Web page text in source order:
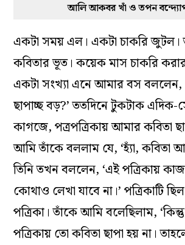
আলি আকবর খাঁ ও তপন
একটা সময় এল। একটা চাকরি জুটল।
কবিতার ভূত। কয়েক মাস চাকরি
একটা সংখ্যা এনে আমার বস বললেন,
ছাপাচ্ছ বড়?’ ততদিনে টুকটাক এদিক-
কাগজে, পত্রপত্রিকায় আমার কবিতা
আমি তাঁকে বললাম যে, ‘হ্যাঁ, কবিতা
তিনি তখন বললেন, ‘এই পত্রিকায়
কোথাও লেখা যাবে না।’ পত্রিকাটি
পত্রিকা। তাঁকে আমি বলেছিলাম,
পত্রিকায় তো কবিতা ছাপা হয় না।